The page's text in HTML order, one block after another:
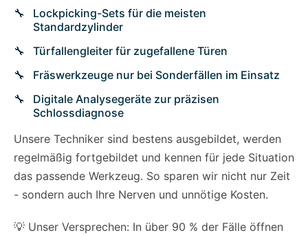
Lockpicking-Sets für die meisten
Standardzylinder
Türfallengleiter für zugefallene Türen
Fräswerkzeuge nur bei Sonderfällen im Einsatz
Digitale Analysegeräte zur präzisen
Schlossdiagnose
Unsere Techniker sind bestens ausgebildet, werden
regelmäßig fortgebildet und kennen für jede Situation
das passende Werkzeug. So sparen wir nicht nur Zeit
- sondern auch Ihre Nerven und unnötige Kosten.
💡 Unser Versprechen: In über 90 % der Fälle öffnen